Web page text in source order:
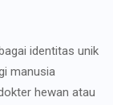
identitas unik
manusia
hewan atau